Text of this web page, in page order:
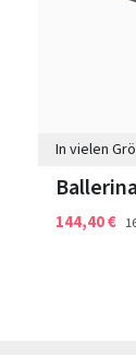
In vielen
144,40 €